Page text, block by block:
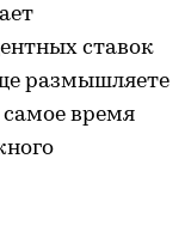
ставок
размышляете
время